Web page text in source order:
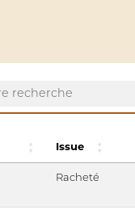
Issue
Racheté